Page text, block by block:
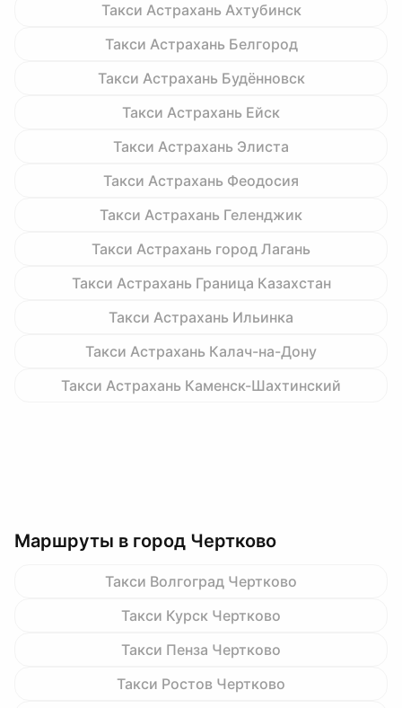
Такси Астрахань Ахтубинск
Такси Астрахань Белгород
Такси Астрахань Будённовск
Такси Астрахань Ейск
Такси Астрахань Элиста
Такси Астрахань Феодосия
Такси Астрахань Геленджик
Такси Астрахань город Лагань
Такси Астрахань Граница Казахстан
Такси Астрахань Ильинка
Такси Астрахань Калач-на-Дону
Такси Астрахань Каменск-Шахтинский
Маршруты в город Чертково
Такси Волгоград Чертково
Такси Курск Чертково
Такси Пенза Чертково
Такси Ростов Чертково